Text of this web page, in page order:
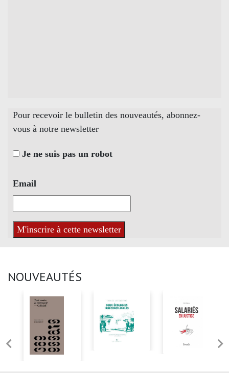
Pour recevoir le bulletin des nouveautés, abonnez-
vous à notre newsletter
Je ne suis pas un robot
Email
NOUVEAUTÉS